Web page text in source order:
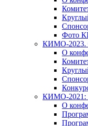
Фото
КИМО-2023.
О
КИМО-2021:
О